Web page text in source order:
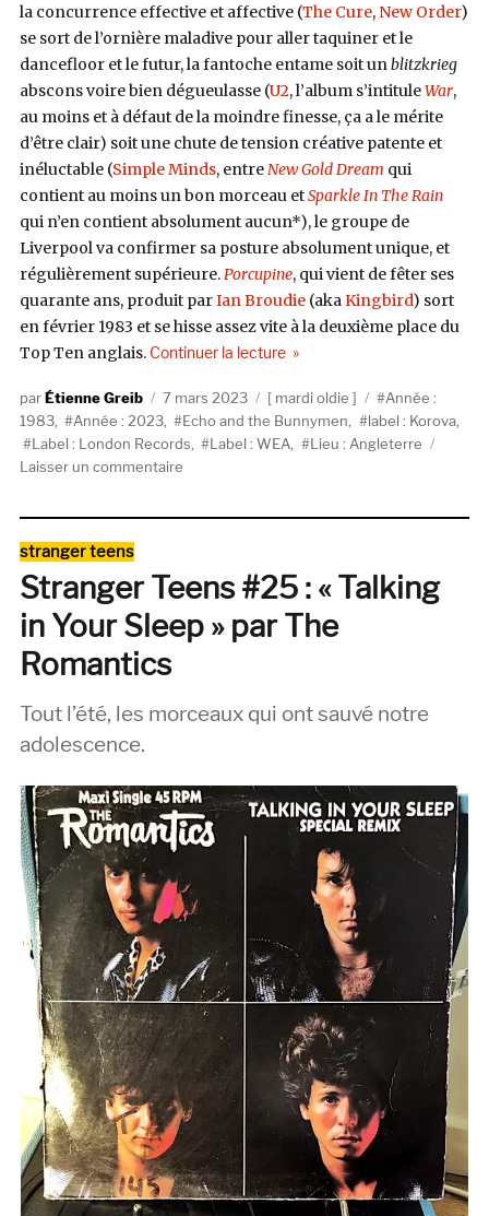
la concurrence effective et affective (The Cure, New Order)
se sort de l’ornière maladive pour aller taquiner et le
dancefloor et le futur, la fantoche entame soit unblitzkrieg
abscons voire bien dégueulasse (U2, l’album s’intituleWar,
au moins et à défaut de la moindre finesse, ça a le mérite
d’être clair) soit une chute de tension créative patente et
inéluctable (Simple Minds, entreNew Gold Dream qui
contient au moins un bon morceau etSparkle In The Rain
qui n’en contient absolument aucun*), le groupe de
Liverpool va confirmer sa posture absolument unique, et
régulièrement supérieure.Porcupine, qui vient de fêter ses
quarante ans, produit parIan Broudie(akaKingbird) sort
en février 1983 et se hisse assez vite à la deuxième place du
Top Ten anglais. Continuer la lecturede « Echo And The
AuteurÉtienne Greib
Publié
le
7 mars 2023 Catégories
mardi oldie Étiquettes
Année :
1983, Année : 2023 Echo and the Bunnymen label : Korova,
Label : London Records
Label : WEA
Lieu : Angleterre
Laisser un commentairesur
Porcupine
(Korova,
1983)
Catégories
stranger teens
Stranger Teens #25 : « Talking
in Your Sleep » par The
Romantics
Tout l’été, les morceaux qui ont sauvé notre
adolescence.